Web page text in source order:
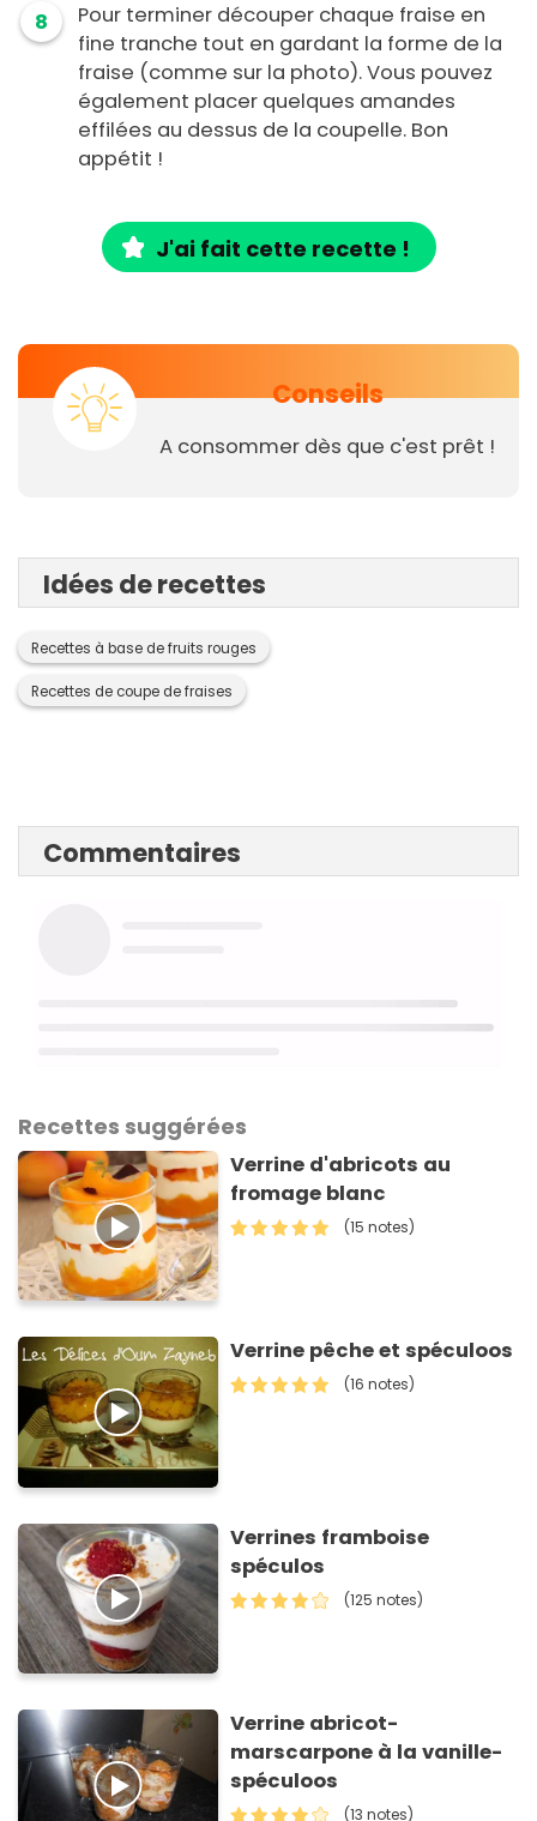
8
Pour terminer découper chaque fraise en
fine tranche tout en gardant la forme de la
fraise (comme sur la photo). Vous pouvez
également placer quelques amandes
effilées au dessus de la coupelle. Bon
appétit !
J'ai fait cette recette !
Conseils
A consommer dès que c'est prêt !
Idées de recettes
Recettes à base de fruits rouges
Recettes de coupe de fraises
Commentaires
Recettes suggérées
Verrine d'abricots au
fromage blanc
(15 notes)
Verrine pêche et spéculoos
(16 notes)
Verrines framboise
spéculos
(125 notes)
Verrine abricot-
marscarpone à la vanille-
spéculoos
(13 notes)